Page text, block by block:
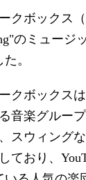
クボックス（
のミュージ
。
クボックス
音楽グループ
スウィング
ており、